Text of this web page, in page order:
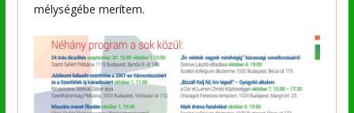
mélységébe merítem.